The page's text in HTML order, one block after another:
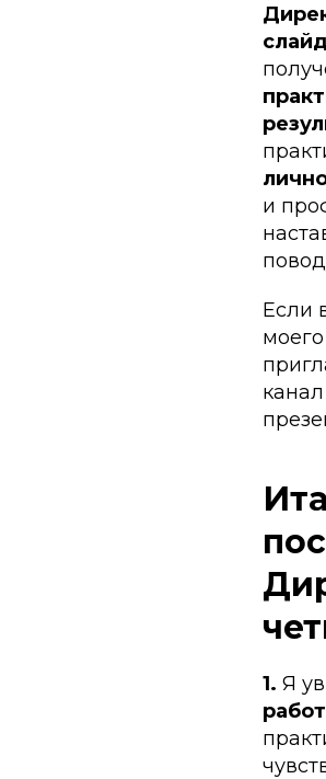
и
Если
1. Я